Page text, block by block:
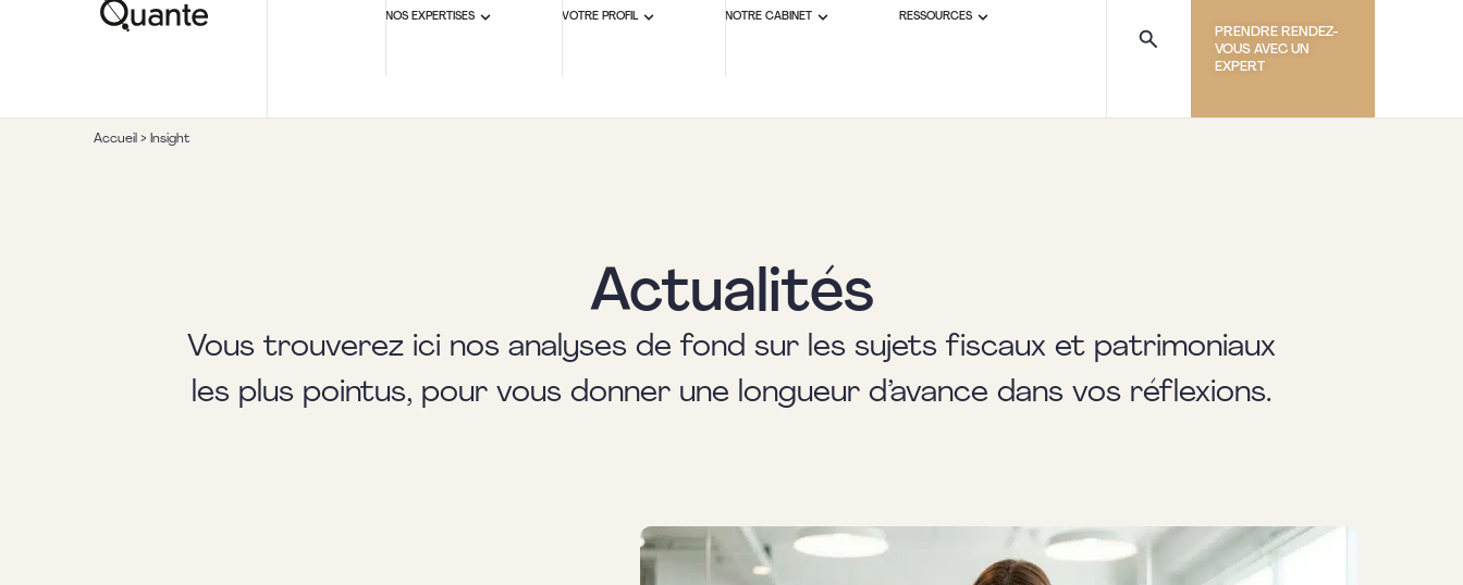
NOS EXPERTISES VOTRE PROFIL NOTRE CABINET RESSOURCES
PRENDRE RENDEZ-
VOUS AVEC UN
EXPERT
Accueil > Insight
Actualités
Vous trouverez ici nos analyses de fond sur les sujets fiscaux et patrimoniaux
les plus pointus, pour vous donner une longueur d’avance dans vos réflexions.